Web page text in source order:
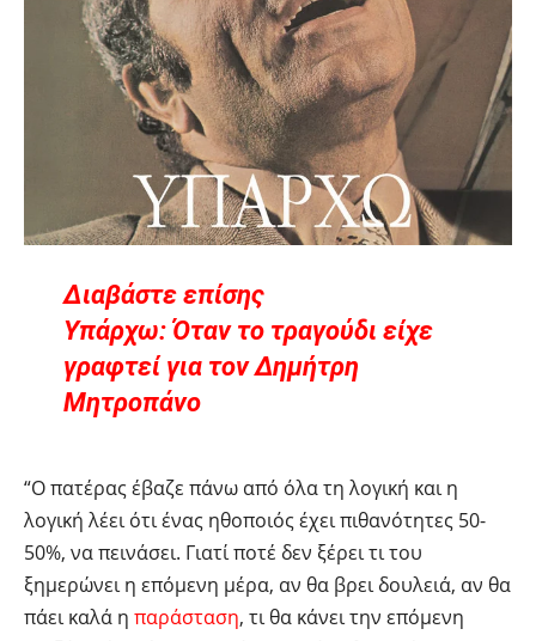
Διαβάστε επίσης
Υπάρχω: Όταν το τραγούδι είχε
γραφτεί για τον Δημήτρη
Μητροπάνο
“Ο πατέρας έβαζε πάνω από όλα τη λογική και η
λογική λέει ότι ένας ηθοποιός έχει πιθανότητες 50-
50%, να πεινάσει. Γιατί ποτέ δεν ξέρει τι του
ξημερώνει η επόμενη μέρα, αν θα βρει δουλειά, αν θα
πάει καλά η παράσταση, τι θα κάνει την επόμενη